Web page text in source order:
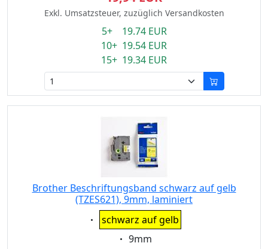
Exkl. Umsatzsteuer, zuzüglich Versandkosten
5+ 19.74 EUR
10+ 19.54 EUR
15+ 19.34 EUR
Brother Beschriftungsband schwarz auf gelb
(TZES621), 9mm, laminiert
Eigenschaft:
schwarz auf gelb
Eigenschaft:
9mm